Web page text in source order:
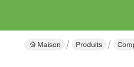
Maison Produits